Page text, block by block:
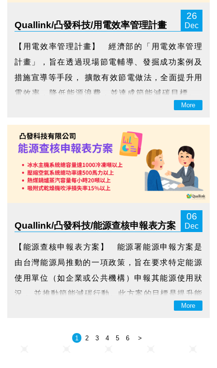
Quallink/凸發科技/用電效率管理計畫
26
Dec
【用電效率管理計畫】 經濟部的「用電效率管理
計畫」，旨在透過現場節電輔導、發掘成功案例及
措施宣導等手段， 擴散有效節電做法，全面提升用
電效率，降低能源浪費，並達成節能減碳目標。
計畫的主要目標：115 年整體用電效率較 112 年提
升 3% 計畫內容包括： 即時用...
More
Quallink/凸發科技/能源查核申報表方案
06
Dec
【能源查核申報表方案】 能源署能源申報方案是
由台灣能源局推動的一項政策，旨在要求特定能源
使用單位（如企業或公共機構）申報其能源使用狀
況， 並推動節能減碳行動。此方案的目標是提升能
源管理透明度、促進能源效率改善，並減少溫室氣
More
1 2 3 4 5 6 >